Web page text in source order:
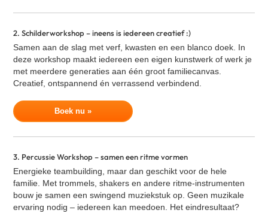
Adem workshop
Music challenge
Bokstraining
Zandsculpturen Rivier
VR Escape Room - Murder Hotel
Diner Naar Analyse
Quizperience
Poker workshop
2. Schilderworkshop – ineens is iedereen creatief :)
Samen aan de slag met verf, kwasten en een blanco doek. In
deze workshop maakt iedereen een eigen kunstwerk of werk je
met meerdere generaties aan één groot familiecanvas.
Creatief, ontspannend én verrassend verbindend.
Boek nu »
3. Percussie Workshop – samen een ritme vormen
Energieke teambuilding, maar dan geschikt voor de hele
familie. Met trommels, shakers en andere ritme-instrumenten
bouw je samen een swingend muziekstuk op. Geen muzikale
ervaring nodig – iedereen kan meedoen. Het eindresultaat?